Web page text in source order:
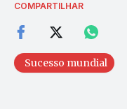
COMPARTILHAR
Sucesso mundial